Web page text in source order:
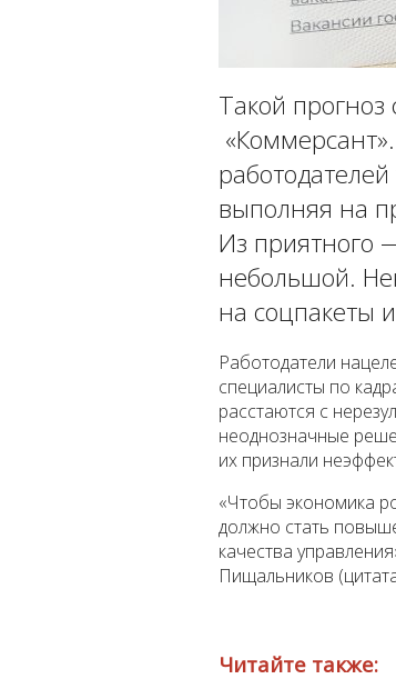
Такой
выполняя на
Из приятного
небольшой.
на соцпакеты
Работодатели
специалисты по
расстаются с
неоднозначные
их признали
«Чтобы экономика
должно стать
качества
Пищальников
Читайте также: